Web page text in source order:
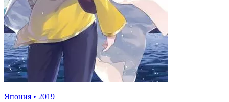
Япония • 2019